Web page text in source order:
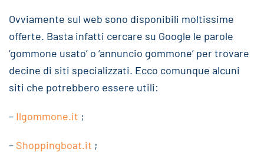
Ovviamente sul web sono disponibili moltissime
offerte. Basta infatti cercare su Google le parole
‘gommone usato’ o ‘annuncio gommone’ per trovare
decine di siti specializzati. Ecco comunque alcuni
siti che potrebbero essere utili:
– Ilgommone.it ;
– Shoppingboat.it ;